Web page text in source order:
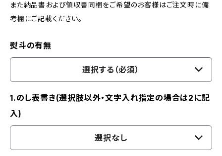
また納品書および領収書同梱をご希望のお客様はご注文時に備
考欄にご記載ください。
熨斗の有無
選択する（必須）
1.のし表書き(選択肢以外・文字入れ指定の場合は2に記
入)
選択なし